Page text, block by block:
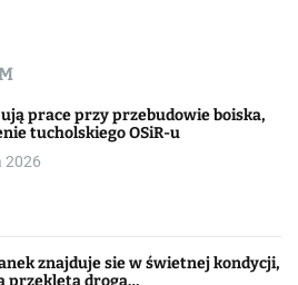
prace przy przebudowie boiska,
tucholskiego OSiR-u
2026
znajduje sie w świetnej kondycji,
przeklęta droga…